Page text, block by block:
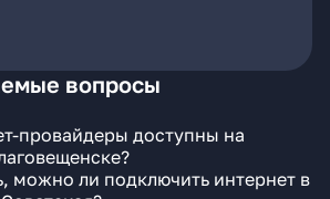
вопросы
провайдеры доступны на
можно ли подключить интернет в